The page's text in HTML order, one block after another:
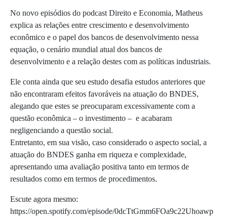
No novo episódios do podcast Direito e Economia, Matheus
explica as relações entre crescimento e desenvolvimento
econômico e o papel dos bancos de desenvolvimento nessa
equação, o cenário mundial atual dos bancos de
desenvolvimento e a relação destes com as políticas industriais.
Ele conta ainda que seu estudo desafia estudos anteriores que
não encontraram efeitos favoráveis na atuação do BNDES,
alegando que estes se preocuparam excessivamente com a
questão econômica – o investimento – e acabaram
negligenciando a questão social.
Entretanto, em sua visão, caso considerado o aspecto social, a
atuação do BNDES ganha em riqueza e complexidade,
apresentando uma avaliação positiva tanto em termos de
resultados como em termos de procedimentos.
Escute agora mesmo:
https://open.spotify.com/episode/0dcTtGmm6FOa9c22Uhoawp